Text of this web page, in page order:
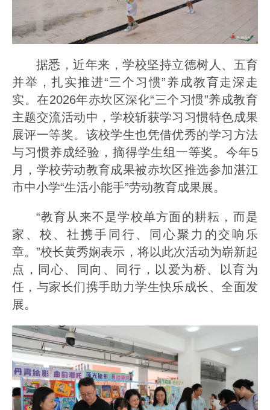
据悉，近年来，学校坚持立德树人、五育
并举，扎实推进“三个习惯”养成教育走深走
实。在2026年赤坎区深化“三个习惯”养成教育
主题交流活动中，学校斩获学习习惯特色成果
展评一等奖。该校学生也凭借优秀的学习方法
与习惯养成经验，摘得学生组一等奖。今年5
月，学校劳动教育成果被赤坎区推选参加湛江
市中小学“生活小能手”劳动教育成果展。
“教育从来不是学校单方面的耕耘，而是
家、校、社携手同行、同心聚力的交响乐
章。”校长黄秀娴表示，将以此次活动为崭新起
点，同心、同向、同行，以爱为桥、以育为
任，与家长们携手助力学生快乐成长、全面发
展。